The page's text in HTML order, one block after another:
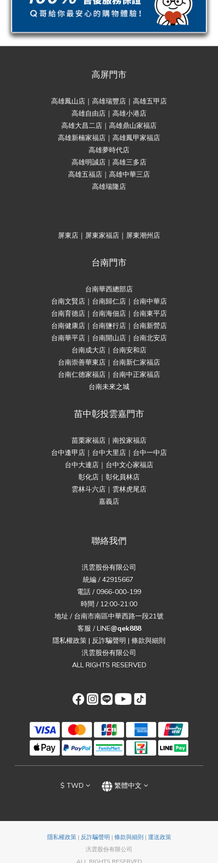
高屏門市
高雄鳳山店｜高雄瑞豐店｜高雄五甲店
高雄自由店｜高雄小港店
高雄大昌二店｜高雄鼎山家福店
高雄新楠家福店｜高雄鳳甲家福店
高雄夢時代店
高雄明誠店｜高雄三多店
高雄五福店｜高雄中華三店
高雄瑞隆店
屏東店｜屏東家福店｜屏東潮州店
台南門市
台南華西總部店
台南文賢店｜台南歸仁店｜台南中華店
台南育德店｜台南海佃店｜台南東平店
台南健康店｜台南鹽行店｜台南新營店
台南華平店｜台南開山店｜台南北安店
台南成大店｜台南安和店
台南崇善華東店｜台南新仁家福店
台南仁德家福店｜台南中正家福店
台南未來之城
苗中彰投雲嘉門市
苗栗家福店｜南投家福店
台中逢甲店｜台中大里店｜台中一中店
台中大連店｜台中文心家福店
彰化店｜彰化員林店
雲林斗六店｜雲林虎尾店
嘉義店
聯絡我們
汎雲股份有限公司
統編 / 42915667
電話 / 0966-000-199
時間 / 12:00-21:00
地址 / 台南市南區中華西路一段21號
客服 / LINE@qek888
隱私權政策 | 反詐騙聲明 | 條款與細則
汎雲股份有限公司
ALL RIGHTS RESERVED
$ TWD 繁體中文
隱私權政策| 反詐騙聲明 | 條款與細則 | 運送政策
汎雲股份有限公司
ALL RIGHTS RESERVED